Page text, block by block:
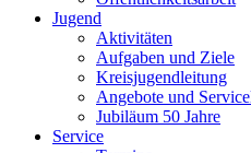
Jugend
Aktivitäten
Aufgaben und Ziele
Kreisjugendleitung
Angebote und
Jubiläum 50 Jahre
Service